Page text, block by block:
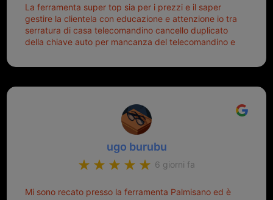
La ferramenta super top sia per i prezzi e il saper
gestire la clientela con educazione e attenzione io tra
serratura di casa telecomandino cancello duplicato
della chiave auto per mancanza del telecomandino e
meglio ferramenta de ostia e poi il prorietario il signor
ugo burubu
6 giorni fa
Mi sono recato presso la ferramenta Palmisano ed è